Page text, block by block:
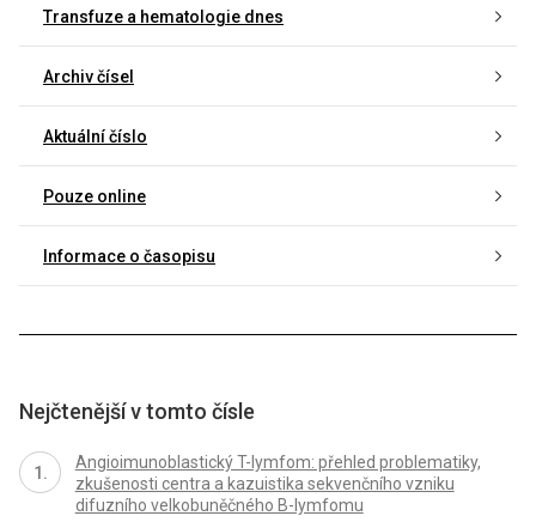
Transfuze a hematologie dnes
Archiv čísel
Aktuální číslo
Pouze online
Informace o časopisu
Nejčtenější v tomto čísle
Angioimunoblastický T-lymfom: přehled problematiky,
zkušenosti centra a kazuistika sekvenčního vzniku
difuzního velkobuněčného B-lymfomu